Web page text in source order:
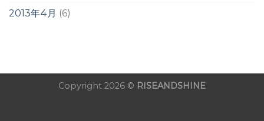
2013年4月 (6)
Copyright 2026 © RISEANDSHINE